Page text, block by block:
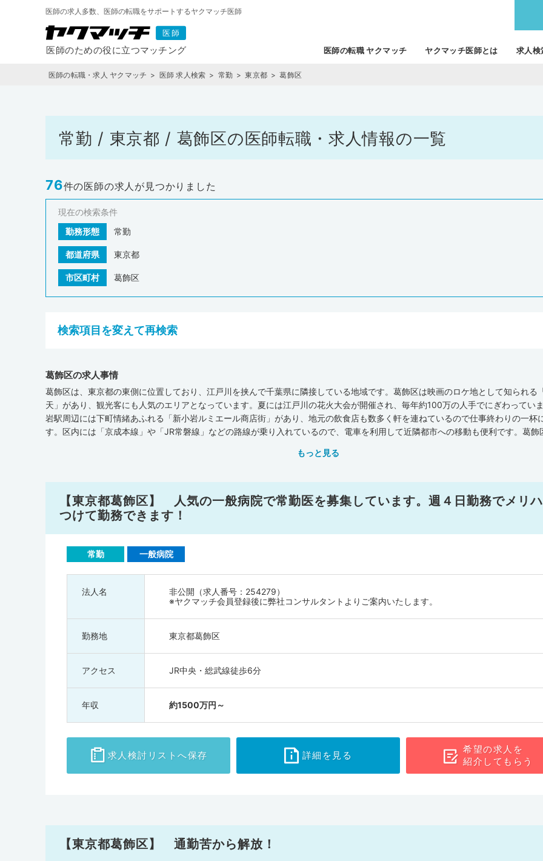
医師の求人多数、医師の転職をサポートするヤクマッチ医師
医師の転職 ヤクマッチ ヤクマッチ医師とは 求人検
医師の転職・求人 ヤクマッチ 医師 求人検索 常勤 東京都 葛飾区
常勤 / 東京都 / 葛飾区の医師転職・求人情報の一覧
76件の医師の求人が見つかりました
現在の検索条件
勤務形態
常勤
都道府県 東京都
市区町村 葛飾区
検索項目を変えて再検索
葛飾区の求人事情
葛飾区は、東京都の東側に位置しており、江戸川を挟んで千葉県に隣接している地域です。葛飾区は映画のロケ地として知られる
天」があり、観光客にも人気のエリアとなっています。夏には江戸川の花火大会が開催され、毎年約100万の人手でにぎわってい
岩駅周辺には下町情緒あふれる「新小岩ルミエール商店街」があり、地元の飲食店も数多く軒を連ねているので仕事終わりの一杯
す。区内には「京成本線」や「JR常磐線」などの路線が乗り入れているので、電車を利用して近隣都市への移動も便利です。葛飾
機関・介護施設数は、一般診療所が348軒、病院が21軒、歯科が289軒、在宅療養支援診療所が42軒、在宅療養支援病院が6軒、介
り）は、一般診療所・病院の病床数ともに葛飾区が全国平均を下まわっています。「東部地域病院」ではリウマチやのみこみ評価
どの専門外来を設けるなど、葛飾区にはさまざまな病気・ケガの治療に対応できる専門医療機関もそろっています。また厚生労働
表した『医師・歯科医師・薬剤師統計の概況（平成30年）』によると、葛飾区の医師の人数は863人（全国の医師の人数は327,210
例検討会をおこなうなど、卒後教育にも力を入れているので、医師として働きながら最新の知見を学んでいきやすいでしょう。東
考えている方は、ぜひ葛飾区の求人もチェックしてみてください。
もっと見る
【東京都葛飾区】 人気の一般病院で常勤医を募集しています。週４日勤務でメリ
つけて勤務できます！
常勤 一般病院
法人名
非公開（求人番号：254279）
※ヤクマッチ会員登録後に弊社コンサルタントよりご案内いたします。
勤務地 東京都葛飾区
アクセス JR中央・総武線徒歩6分
年収 約1500万円～
求人検討 リストへ保存 詳細を見る
希望の求人を
紹介してもらう
【東京都葛飾区】 通勤苦から解放！